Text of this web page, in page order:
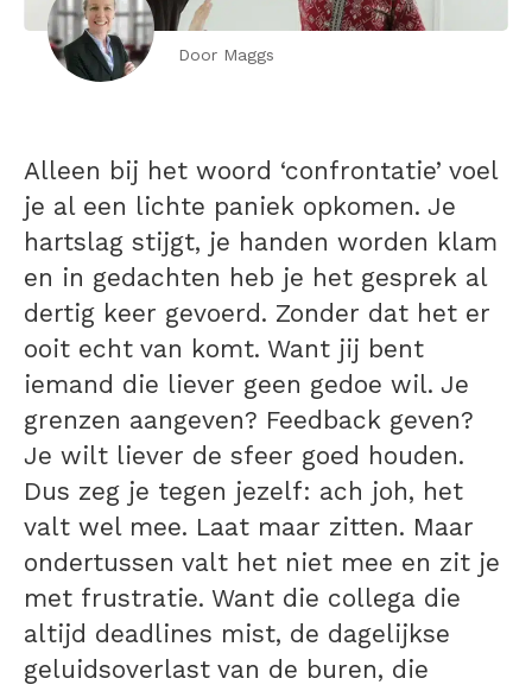
Door Maggs
Alleen bij het woord ‘confrontatie’ voel
je al een lichte paniek opkomen. Je
hartslag stijgt, je handen worden klam
en in gedachten heb je het gesprek al
dertig keer gevoerd. Zonder dat het er
ooit echt van komt. Want jij bent
iemand die liever geen gedoe wil. Je
grenzen aangeven? Feedback geven?
Je wilt liever de sfeer goed houden.
Dus zeg je tegen jezelf: ach joh, het
valt wel mee. Laat maar zitten. Maar
ondertussen valt het niet mee en zit je
met frustratie. Want die collega die
altijd deadlines mist, de dagelijkse
geluidsoverlast van de buren, die